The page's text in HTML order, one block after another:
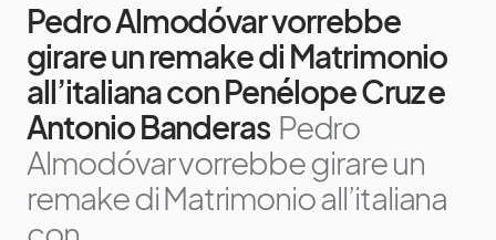
Pedro Almodóvar vorrebbe
girare un remake di Matrimonio
all’italiana con Penélope Cruz e
Antonio Banderas Pedro
Almodóvar vorrebbe girare un
remake di Matrimonio all’italiana